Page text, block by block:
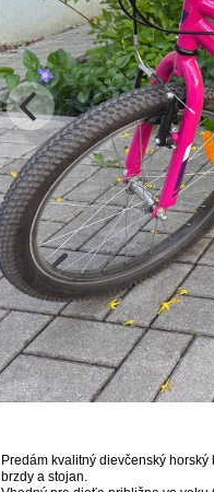
Predám kvalitný dievčenský
brzdy a stojan.